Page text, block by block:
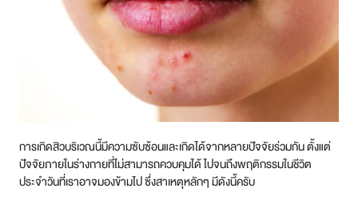
สาขา CDC
สาขา นครปฐม
การเกิดสิวบริเวณนี้มีความซับซ้อนและเกิดได้จากหลายปัจจัยร่วมกัน ตั้งแต่
ปัจจัยภายในร่างกายที่ไม่สามารถควบคุมได้ ไปจนถึงพฤติกรรมในชีวิต
ประจำวันที่เราอาจมองข้ามไป ซึ่งสาเหตุหลักๆ มีดังนี้ครับ